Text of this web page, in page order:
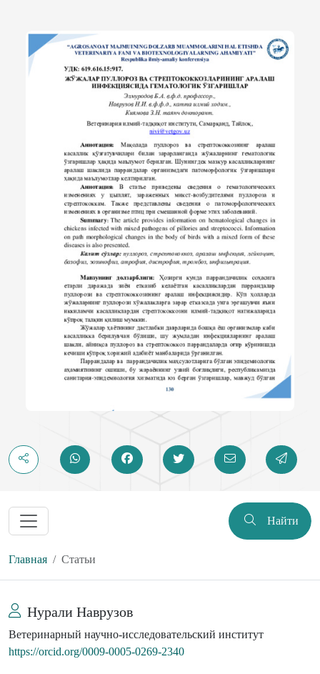
Найти
Главная Статьи
Нурали Наврузов
Ветеринарный научно-исследовательский институт
https://orcid.org/0009-0005-0269-2340